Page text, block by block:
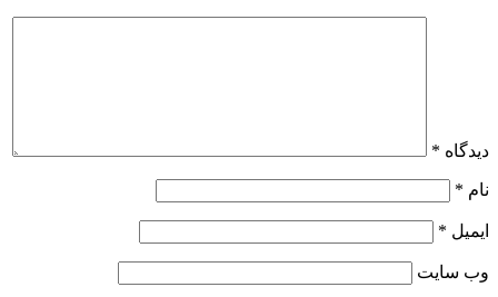
دیدگاه *
نام *
ایمیل *
وب‌ سایت